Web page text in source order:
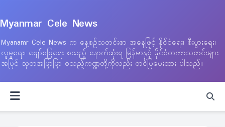
Myanmar Cele News
Myanamr Cele News က နေ့စဉ်သတင်းစာ အနေဖြင့် နိုင်ငံရေး၊ စီးပွားရေး၊
လူမှုရေး၊ ဖျော်ဖြေရေး စသည့် နောက်ဆုံးရ မြန်မာနှင့် နိုင်ငံတကာသတင်းများ
အပြင် သုတအဖြာဖြာ စသည့်ကဏ္ဍတို့ကိုလည်း တင်ပြပေးထား ပါသည်။